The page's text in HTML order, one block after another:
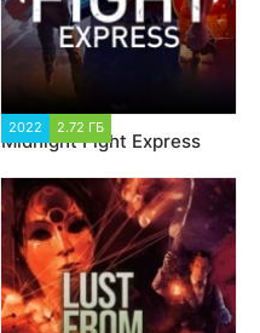
2022 2.72 ГБ
Midnight Fight Express